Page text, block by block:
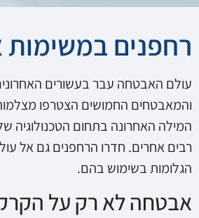
רחפנים
עולם האבטחה עבר בעשורים
והמאבטחים החמושים הצטרפו
המילה האחרונה בתחום
רבים אחרים. חדרו הרחפנים גם אל
הגלומות בשימוש בהם.
אבטחה לא רק על